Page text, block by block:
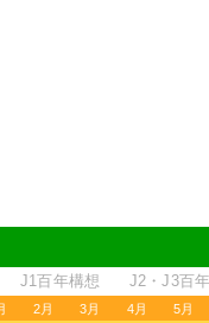
J1百年構想 J2・J3百
2月 3月 4月 5月